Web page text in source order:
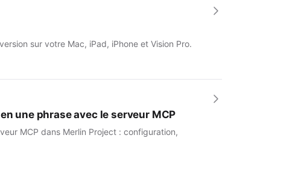
sur votre Mac, iPad, iPhone et Vision Pro.
une phrase avec le serveur MCP
MCP dans Merlin Project : configuration,